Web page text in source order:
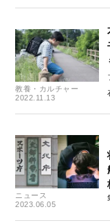
教養・カルチャー
2022.11.13
ニュース
2023.06.05